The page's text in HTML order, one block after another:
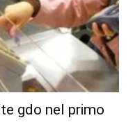
gdo nel primo